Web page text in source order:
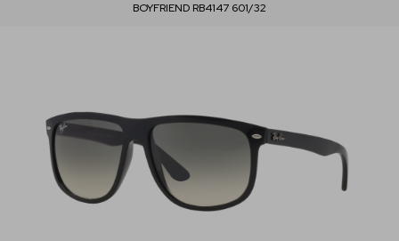
BOYFRIEND RB4147 601/32